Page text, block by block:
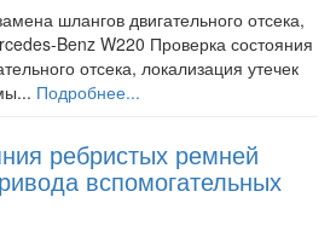
шлангов двигательного отсека,
Benz W220 Проверка состояния
отсека, локализация утечек
Подробнее...
ребристых ремней
вспомогательных